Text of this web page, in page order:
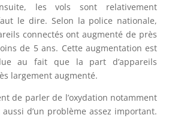
les vols sont relativement
le dire. Selon la police nationale,
connectés ont augmenté de près
de 5 ans. Cette augmentation est
au fait que la part d’appareils
largement augmenté.
de parler de l’oxydation notamment
aussi d’un problème assez important.